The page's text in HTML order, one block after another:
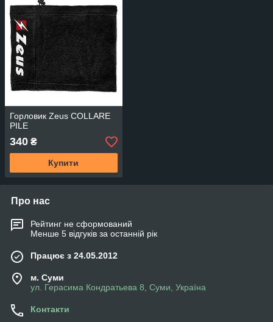
Горловик Zeus COLLARE
PILE
340 ₴
Купити
Про нас
Рейтинг не сформований
Менше 5 відгуків за останній рік
Працює з 24.05.2012
м. Суми
ул. Герасима Кондратьева 8, Суми, Україна
Контакти